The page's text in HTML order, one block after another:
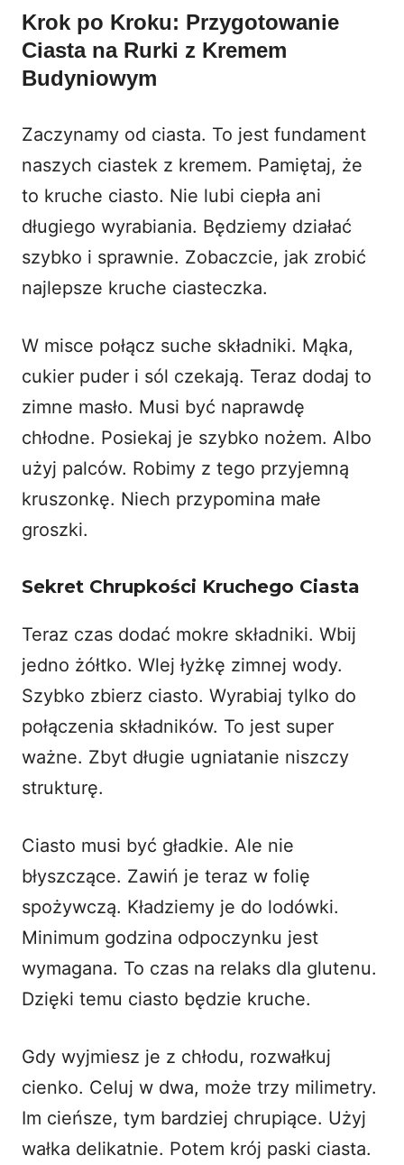
Krok po Kroku: Przygotowanie
Ciasta na Rurki z Kremem
Budyniowym
Zaczynamy od ciasta. To jest fundament
naszych ciastek z kremem. Pamiętaj, że
to kruche ciasto. Nie lubi ciepła ani
długiego wyrabiania. Będziemy działać
szybko i sprawnie. Zobaczcie, jak zrobić
najlepsze kruche ciasteczka.
W misce połącz suche składniki. Mąka,
cukier puder i sól czekają. Teraz dodaj to
zimne masło. Musi być naprawdę
chłodne. Posiekaj je szybko nożem. Albo
użyj palców. Robimy z tego przyjemną
kruszonkę. Niech przypomina małe
groszki.
Sekret Chrupkości Kruchego Ciasta
Teraz czas dodać mokre składniki. Wbij
jedno żółtko. Wlej łyżkę zimnej wody.
Szybko zbierz ciasto. Wyrabiaj tylko do
połączenia składników. To jest super
ważne. Zbyt długie ugniatanie niszczy
strukturę.
Ciasto musi być gładkie. Ale nie
błyszczące. Zawiń je teraz w folię
spożywczą. Kładziemy je do lodówki.
Minimum godzina odpoczynku jest
wymagana. To czas na relaks dla glutenu.
Dzięki temu ciasto będzie kruche.
Gdy wyjmiesz je z chłodu, rozwałkuj
cienko. Celuj w dwa, może trzy milimetry.
Im cieńsze, tym bardziej chrupiące. Użyj
wałka delikatnie. Potem krój paski ciasta.